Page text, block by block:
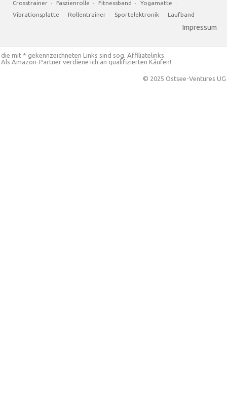
Crosstrainer · Faszienrolle · Fitnessband · Yogamatte ·
Vibrationsplatte · Rollentrainer · Sportelektronik · Laufband
Impressum
die mit * gekennzeichneten Links sind sog. Affiliatelinks.
Als Amazon-Partner verdiene ich an qualifizierten Käufen!
© 2025 Ostsee-Ventures UG